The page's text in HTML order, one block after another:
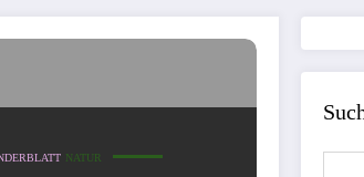
NATUR